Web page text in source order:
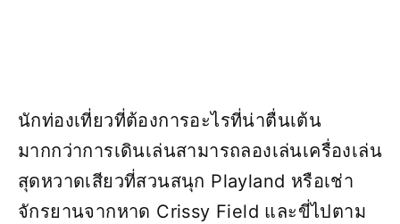
นักท่องเที่ยวที่ต้องการอะไรที่น่าตื่นเต้น
มากกว่าการเดินเล่นสามารถลองเล่นเครื่องเล่น
สุดหวาดเสียวที่สวนสนุก Playland หรือเช่า
จักรยานจากหาด Crissy Field และขี่ไปตาม